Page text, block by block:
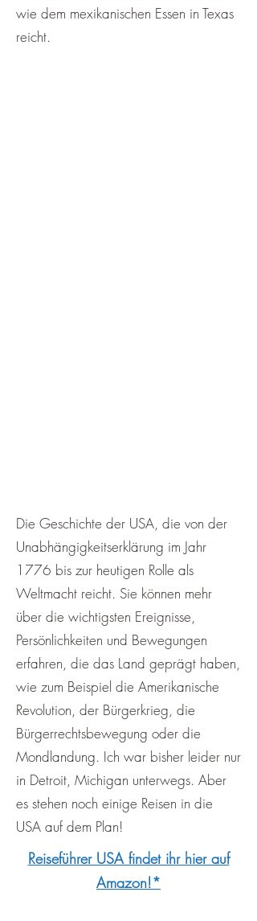
wie dem mexikanischen Essen in Texas
reicht.
Die Geschichte der USA, die von der
Unabhängigkeitserklärung im Jahr
1776 bis zur heutigen Rolle als
Weltmacht reicht. Sie können mehr
über die wichtigsten Ereignisse,
Persönlichkeiten und Bewegungen
erfahren, die das Land geprägt haben,
wie zum Beispiel die Amerikanische
Revolution, der Bürgerkrieg, die
Bürgerrechtsbewegung oder die
Mondlandung. Ich war bisher leider nur
in Detroit, Michigan unterwegs. Aber
es stehen noch einige Reisen in die
USA auf dem Plan!
Reiseführer USA findet ihr hier auf
Amazon!*